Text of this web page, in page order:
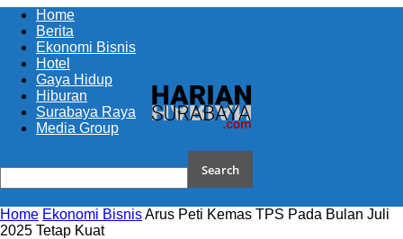
Home
Berita
Ekonomi Bisnis
Hotel
Gaya Hidup
Hiburan
Surabaya Raya
Media Group
Home Ekonomi BisnisArus Peti Kemas TPS Pada Bulan Juli
2025 Tetap Kuat